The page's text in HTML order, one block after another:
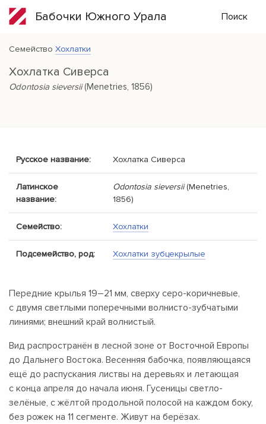
Бабочки Южного Урала Поиск
Семейство Хохлатки
Хохлатка Сиверса
Odontosia sieversii(Menetries, 1856)
Русское название: Хохлатка Сиверса
Латинское
название:
Odontosia sieversii(Menetries,
1856)
Семейство: Хохлатки
Подсемейство, род: Хохлатки зубцекрылые
Передние крылья 19–21 мм, сверху серо-коричневые,
с двумя светлыми поперечными волнисто-зубчатыми
линиями; внешний край волнистый.
Вид распространён в лесной зоне от Восточной Европы
до Дальнего Востока. Весенняя бабочка, появляющаяся
ещё до распускания листвы на деревьях и летающая
с конца апреля до начала июня. Гусеницы светло-
зелёные, с жёлтой продольной полосой на каждом боку,
без рожек на 11 сегменте. Живут на берёзах.